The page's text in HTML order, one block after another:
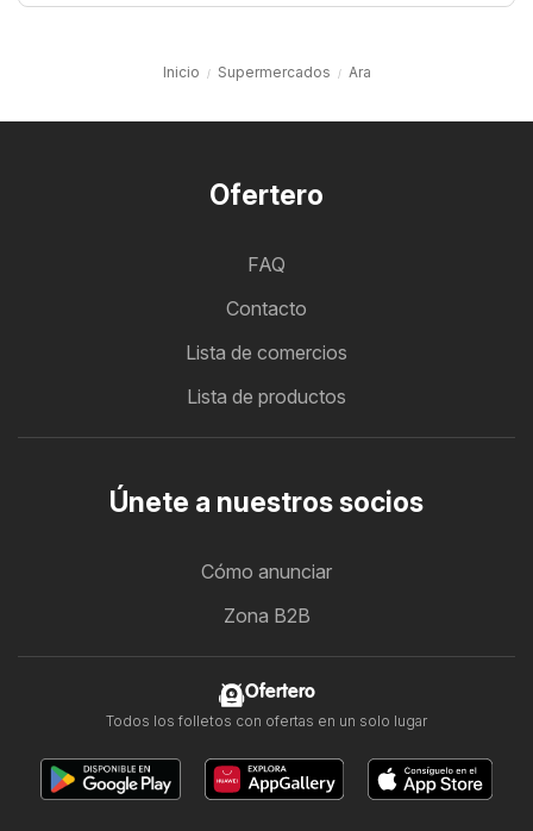
Inicio Supermercados Ara
Ofertero
FAQ
Contacto
Lista de comercios
Lista de productos
Únete a nuestros socios
Cómo anunciar
Zona B2B
Ofertero
Todos los folletos con ofertas en un solo lugar